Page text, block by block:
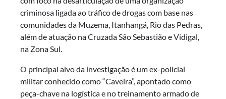
criminosa ligada ao tráfico de drogas com base nas
comunidades da Muzema, Itanhangá, Rio das Pedras,
além de atuação na Cruzada São Sebastião e Vidigal,
na Zona Sul.
O principal alvo da investigação é um ex-policial
militar conhecido como “Caveira”, apontado como
peça-chave na logística e no treinamento armado de